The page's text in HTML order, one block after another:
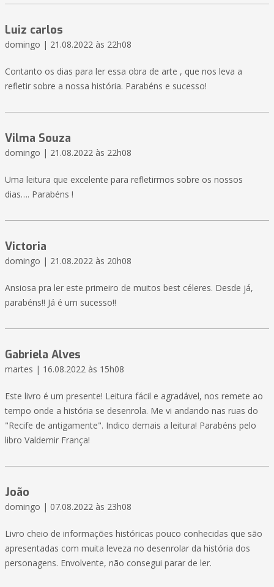
Luiz carlos
domingo | 21.08.2022 às 22h08
Contanto os dias para ler essa obra de arte , que nos leva a
refletir sobre a nossa história. Parabéns e sucesso!
Vilma Souza
domingo | 21.08.2022 às 22h08
Uma leitura que excelente para refletirmos sobre os nossos
dias…. Parabéns !
Victoria
domingo | 21.08.2022 às 20h08
Ansiosa pra ler este primeiro de muitos best céleres. Desde já,
parabéns!! Já é um sucesso!!
Gabriela Alves
martes | 16.08.2022 às 15h08
Este livro é um presente! Leitura fácil e agradável, nos remete ao
tempo onde a história se desenrola. Me vi andando nas ruas do
"Recife de antigamente". Indico demais a leitura! Parabéns pelo
libro Valdemir França!
João
domingo | 07.08.2022 às 23h08
Livro cheio de informações históricas pouco conhecidas que são
apresentadas com muita leveza no desenrolar da história dos
personagens. Envolvente, não consegui parar de ler.